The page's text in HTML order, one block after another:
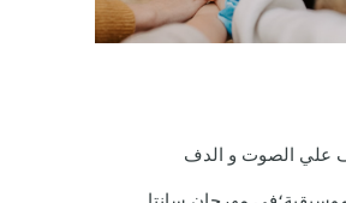
علي الصوت و الدف